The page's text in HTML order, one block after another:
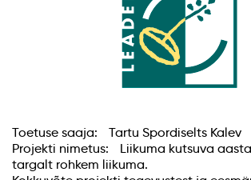
Toetuse saaja: Tartu Spordiselts Kalev
Projekti nimetus: Liikuma kutsuva
targalt rohkem liikuma.